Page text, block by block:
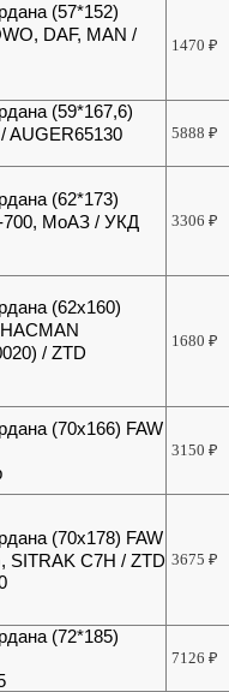
(57*152)
DAF, MAN /
1470₽
(59*167,6)
AUGER65130
5888₽
(62*173)
МоАЗ / УКД
3306₽
(62х160)
/ ZTD
1680₽
(70х166) FAW
3150₽
(70х178) FAW
SITRAK C7H / ZTD 3675₽
(72*185)
7126₽